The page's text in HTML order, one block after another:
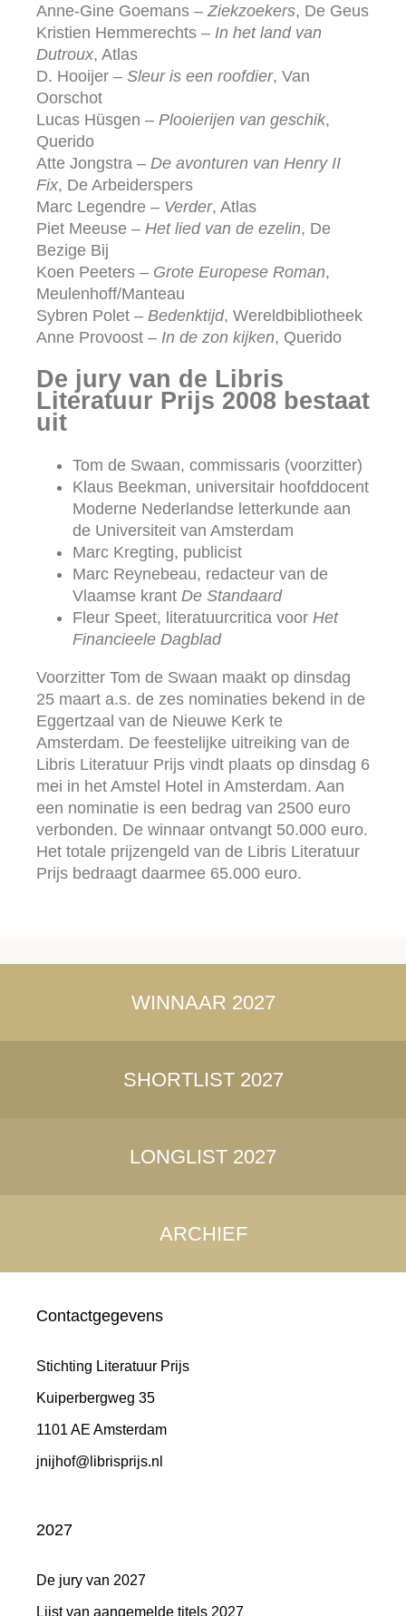
Anne-Gine Goemans –Ziekzoekers, De Geus
Kristien Hemmerechts – In het land van
Dutroux, Atlas
D. Hooijer – Sleur is een roofdier, Van
Oorschot
Lucas Hüsgen – Plooierijen van geschik,
Querido
Atte Jongstra – De avonturen van Henry II
Fix, De Arbeiderspers
Marc Legendre – Verder, Atlas
Piet Meeuse – Het lied van de ezelin, De
Bezige Bij
Koen Peeters – Grote Europese Roman,
Meulenhoff/Manteau
Sybren Polet – Bedenktijd, Wereldbibliotheek
Anne Provoost – In de zon kijken, Querido
De jury van de Libris
Literatuur Prijs 2008 bestaat
uit
Tom de Swaan, commissaris (voorzitter)
Klaus Beekman, universitair hoofddocent
Moderne Nederlandse letterkunde aan
de Universiteit van Amsterdam
Marc Kregting, publicist
Marc Reynebeau, redacteur van de
Vlaamse krant De Standaard
Fleur Speet, literatuurcritica voor Het
Financieele Dagblad
Voorzitter Tom de Swaan maakt op dinsdag
25 maart a.s. de zes nominaties bekend in de
Eggertzaal van de Nieuwe Kerk te
Amsterdam. De feestelijke uitreiking van de
Libris Literatuur Prijs vindt plaats op dinsdag 6
mei in het Amstel Hotel in Amsterdam. Aan
een nominatie is een bedrag van 2500 euro
verbonden. De winnaar ontvangt 50.000 euro.
Het totale prijzengeld van de Libris Literatuur
Prijs bedraagt daarmee 65.000 euro.
WINNAAR 2027
SHORTLIST 2027
LONGLIST 2027
ARCHIEF
Contactgegevens
Stichting Literatuur Prijs
Kuiperbergweg 35
1101 AE Amsterdam
jnijhof@librisprijs.nl
2027
De jury van 2027
Lijst van aangemelde titels 2027